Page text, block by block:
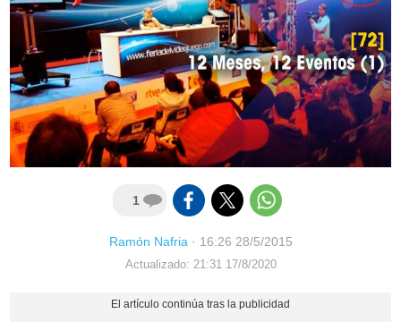
1
Ramón Nafria· 16:26 28/5/2015
Actualizado: 21:31 17/8/2020